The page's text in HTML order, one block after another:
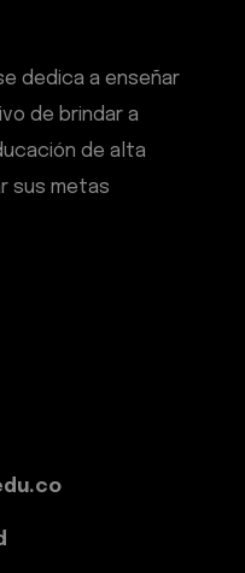
dedica a enseñar
de brindar a
de alta
sus metas